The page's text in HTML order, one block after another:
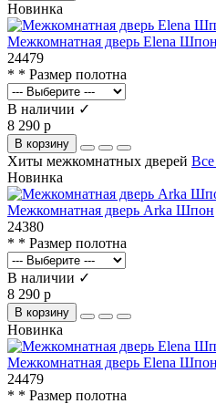
Новинка
Межкомнатная дверь Elena Шпон
24479
* * Размер полотна
В наличии ✓
8 290 р
В корзину
Хиты межкомнатных дверей
Новинка
Межкомнатная дверь Arka Шпон
24380
* * Размер полотна
В наличии ✓
8 290 р
В корзину
Новинка
Межкомнатная дверь Elena Шпон
24479
* * Размер полотна